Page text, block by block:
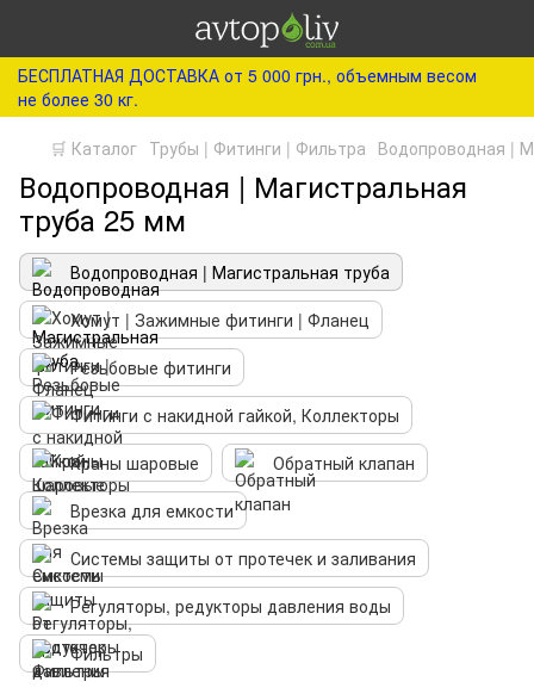
БЕСПЛАТНАЯ ДОСТАВКА от 5 000 грн., объемным весом
не более 30 кг.
🛒 Каталог Трубы | Фитинги | Фильтра Водопроводная |
Водопроводная | Магистральная
труба 25 мм
Водопроводная | Магистральная труба
Хомут | Зажимные фитинги | Фланец
Резьбовые фитинги
Фитинги с накидной гайкой, Коллекторы
Краны шаровые
Обратный клапан
Врезка для емкости
Системы защиты от протечек и заливания
Регуляторы, редукторы давления воды
Фильтры